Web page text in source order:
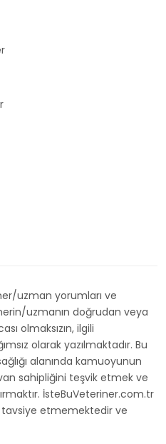
uzman yorumları ve
uzmanın doğrudan veya
olmaksızın, ilgili
olarak yazılmaktadır. Bu
alanında kamuoyunun
sahipliğini teşvik etmek ve
İsteBuVeteriner.com.tr
etmemektedir ve